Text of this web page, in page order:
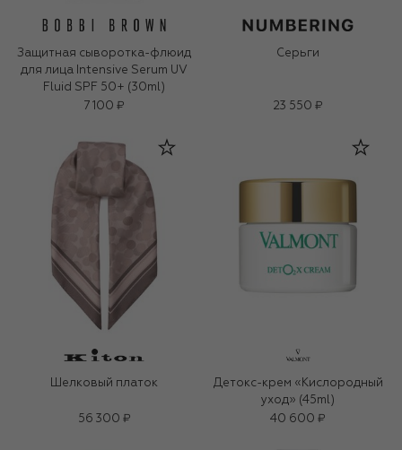
Защитная сыворотка-флюид
для лица Intensive Serum UV
Fluid SPF 50+ (30ml)
7 100 ₽
Серьги
23 550 ₽
Шелковый платок
56 300 ₽
Детокс-крем «Кислородный
уход» (45ml)
40 600 ₽